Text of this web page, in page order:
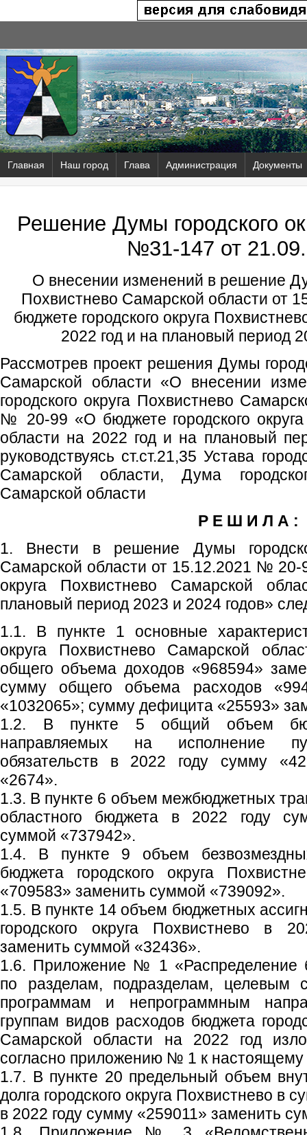
Главная Наш город Глава Администрация Документы
Решение Думы городского
№31-147 от
О внесении изменений в решение
Похвистнево Самарской области от
бюджете городского округа
2022 год и на плановый период
Рассмотрев проект решения Думы
Самарской области «О внесении
городского округа Похвистнево
№ 20-99 «О бюджете городского
области на 2022 год и на плановый
руководствуясь ст.ст.21,35 Устава
Самарской области, Дума
Самарской области
Р Е Ш И Л А :
1. Внести в решение Думы
Самарской области от 15.12.2021 № 20-
округа Похвистнево Самарской
плановый период 2023 и 2024 годов»
1.1. В пункте 1 основные
округа Похвистнево Самарской
общего объема доходов «968594»
сумму общего объема расходов
«1032065»; сумму дефицита «25593»
1.2. В пункте 5 общий объем
направляемых на исполнение
обязательств в 2022 году сумму
«2674».
1.3. В пункте 6 объем межбюджетных
областного бюджета в 2022 году
суммой «737942».
1.4. В пункте 9 объем
бюджета городского округа
«709583» заменить суммой «739092».
1.5. В пункте 14 объем бюджетных
городского округа Похвистнево в
заменить суммой «32436».
1.6. Приложение № 1 «Распределение
по разделам, подразделам, целевым
программам и непрограммным
группам видов расходов бюджета
Самарской области на 2022 год
согласно приложению № 1 к
1.7. В пункте 20 предельный объем
долга городского округа Похвистнево в
в 2022 году сумму «259011» заменить